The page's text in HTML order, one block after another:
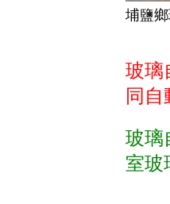
埔鹽
玻璃
同自
玻璃
室玻